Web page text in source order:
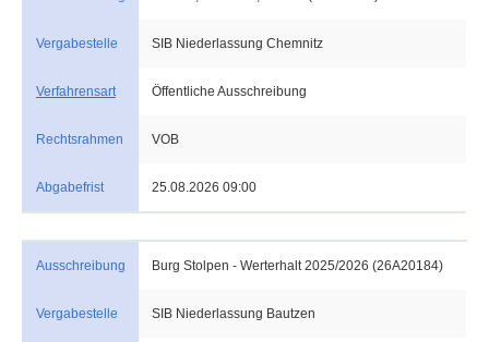
Vergabestelle SIB Niederlassung Chemnitz
Verfahrensart Öffentliche Ausschreibung
Rechtsrahmen VOB
Abgabefrist 25.08.2026 09:00
Ausschreibung Burg Stolpen - Werterhalt 2025/2026 (26A20184)
Vergabestelle SIB Niederlassung Bautzen